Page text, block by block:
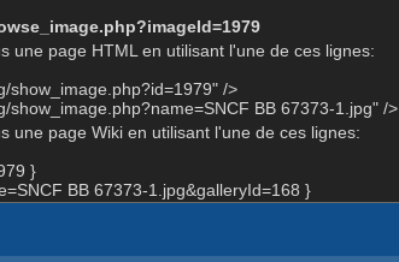
une page HTML en utilisant l'une de ces lignes:
show_image.php?id=1979" />
show_image.php?name=SNCF BB 67373-1.jpg" />
une page Wiki en utilisant l'une de ces lignes:
}
BB 67373-1.jpg&galleryId=168 }